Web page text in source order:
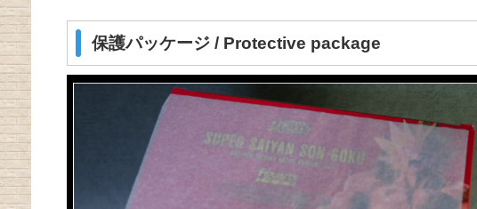
保護パッケージ / Protective package